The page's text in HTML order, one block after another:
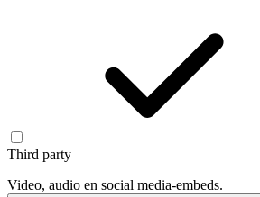
Third party
Video, audio en social media-embeds.